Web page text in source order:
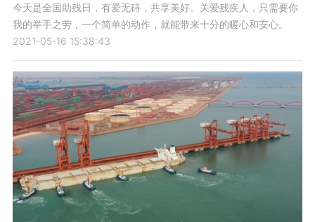
今天是全国助残日，有爱无碍，共享美好。关爱残疾人，只需要你
我的举手之劳，一个简单的动作，就能带来十分的暖心和安心。
2021-05-16 15:38:43